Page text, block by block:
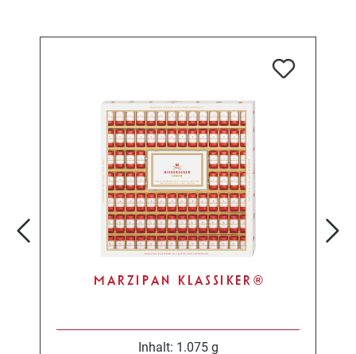
MARZIPAN KLASSIKER®
Inhalt: 1.075 g